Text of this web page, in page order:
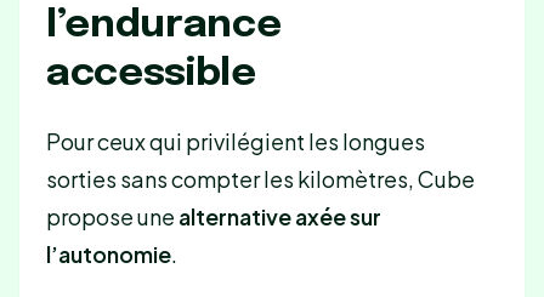
l’endurance
accessible
Pour ceux qui privilégient les longues
sorties sans compter les kilomètres, Cube
propose une alternative axée sur
l’autonomie.